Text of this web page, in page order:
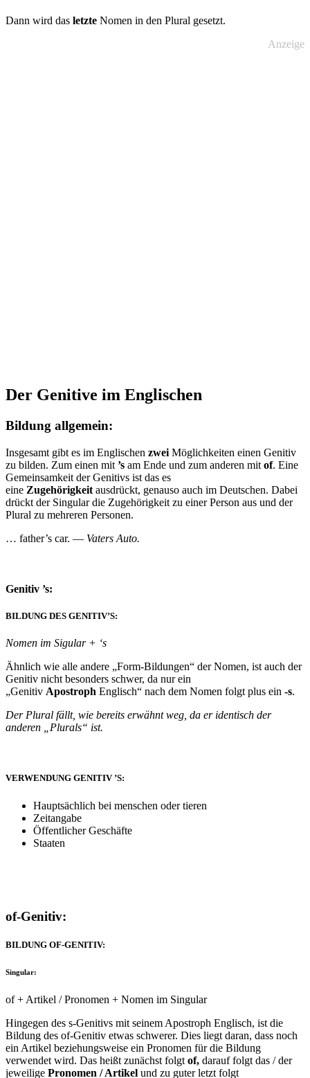
Dann wird das letzte Nomen in den Plural gesetzt.
Anzeige
Der Genitive im Englischen
Bildung allgemein:
Insgesamt gibt es im Englischen zwei Möglichkeiten einen Genitiv
zu bilden. Zum einen mit ’s am Ende und zum anderen mit of. Eine
Gemeinsamkeit der Genitivs ist das es
eine Zugehörigkeit ausdrückt, genauso auch im Deutschen. Dabei
drückt der Singular die Zugehörigkeit zu einer Person aus und der
Plural zu mehreren Personen.
… father’s car. — Vaters Auto.
Genitiv ’s:
BILDUNG DES GENITIV’S:
Nomen im Sigular + ‘s
Ähnlich wie alle andere „Form-Bildungen“ der Nomen, ist auch der
Genitiv nicht besonders schwer, da nur ein
„Genitiv Apostroph Englisch“ nach dem Nomen folgt plus ein -s.
Der Plural fällt, wie bereits erwähnt weg, da er identisch der
anderen „Plurals“ ist.
VERWENDUNG GENITIV ’S:
Hauptsächlich bei menschen oder tieren
Zeitangabe
Öffentlicher Geschäfte
Staaten
of-Genitiv:
BILDUNG OF-GENITIV:
Singular:
of + Artikel / Pronomen + Nomen im Singular
Hingegen des s-Genitivs mit seinem Apostroph Englisch, ist die
Bildung des of-Genitiv etwas schwerer. Dies liegt daran, dass noch
ein Artikel beziehungsweise ein Pronomen für die Bildung
verwendet wird. Das heißt zunächst folgt of, darauf folgt das / der
jeweilige Pronomen / Artikel und zu guter letzt folgt